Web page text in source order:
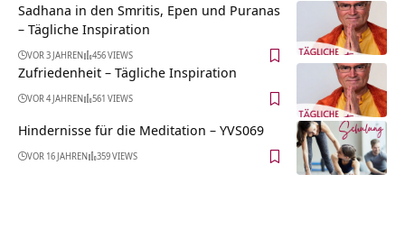
Sadhana in den Smritis, Epen und Puranas
– Tägliche Inspiration
VOR 3 JAHREN 456 VIEWS
Zufriedenheit – Tägliche Inspiration
VOR 4 JAHREN 561 VIEWS
Hindernisse für die Meditation – YVS069
VOR 16 JAHREN 359 VIEWS